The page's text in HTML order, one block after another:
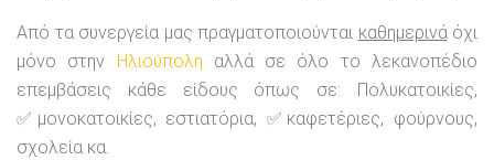
Από τα συνεργεία μας πραγματοποιούνται καθημερινάόχι
μόνο στην
Ηλιούπολη αλλά σε όλο το λεκανοπέδιο
επεμβάσεις κάθε είδους όπως σε: Πολυκατοικίες,
✅μονοκατοικίες, εστιατόρια, ✅καφετέριες, φούρνους,
σχολεία κα.